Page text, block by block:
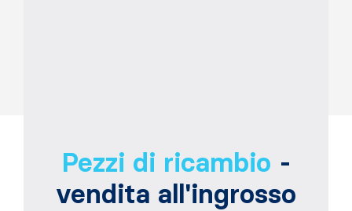
Pezzi di ricambio -
vendita all'ingrosso